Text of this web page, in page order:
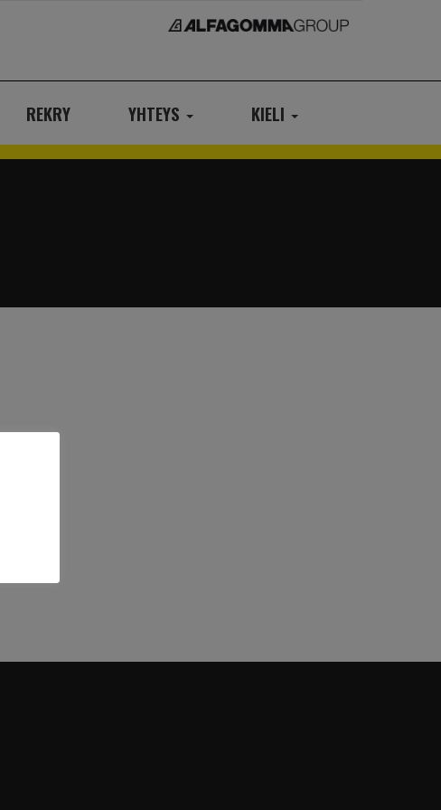
REKRY YHTEYS KIELI